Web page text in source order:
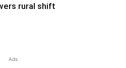
rural shift
Ads